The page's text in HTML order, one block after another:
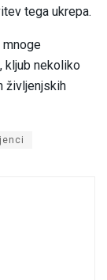
tega ukrepa.
mnoge
kljub nekoliko
življenjskih